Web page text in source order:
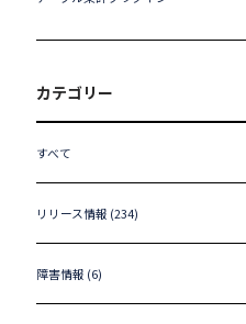
カテゴリー
すべて
リリース情報 (234)
障害情報 (6)